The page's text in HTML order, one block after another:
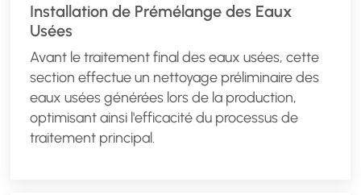
Installation de Prémélange des Eaux
Usées
Avant le traitement final des eaux usées, cette
section effectue un nettoyage préliminaire des
eaux usées générées lors de la production,
optimisant ainsi l'efficacité du processus de
traitement principal.